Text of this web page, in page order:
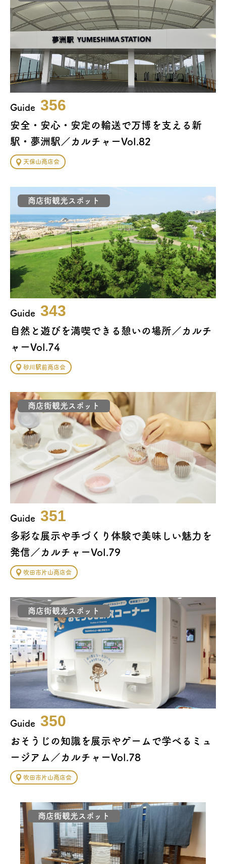
Guide 356
安全・安心・安定の輸送で万博を支える新
駅・夢洲駅／カルチャーVol.82
天保山商店会
商店街観光スポット
Guide 343
自然と遊びを満喫できる憩いの場所／カルチ
ャーVol.74
砂川駅前商店会
商店街観光スポット
Guide 351
多彩な展示や手づくり体験で美味しい魅力を
発信／カルチャーVol.79
吹田市片山商店会
商店街観光スポット
Guide 350
おそうじの知識を展示やゲームで学べるミュ
ージアム／カルチャーVol.78
吹田市片山商店会
商店街観光スポット